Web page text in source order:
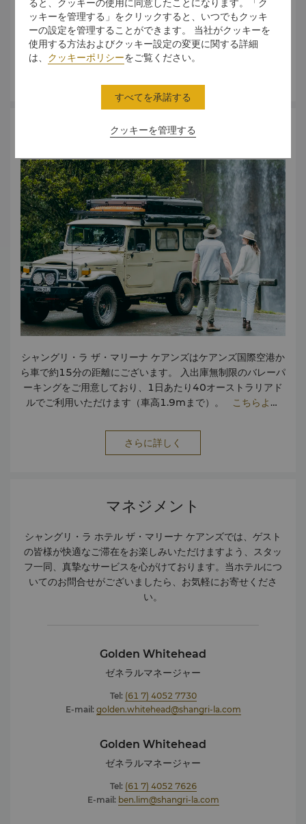
を付加することで、お客様と地域社会にプラスの影響をもた
らすよう協力しています。
アクセス
シャングリ・ラ ザ・マリーナ ケアンズはケアンズ国際空港か
ら車で約15分の距離にございます。 入出庫無制限のバレーパ
ーキングをご用意しており、1日あたり40オーストラリアド
ルでご利用いただけます（車高1.9mまで）。
こちらより
さらに詳しく
マネジメント
シャングリ・ラ ホテル ザ・マリーナ ケアンズでは、ゲスト
の皆様が快適なご滞在をお楽しみいただけますよう、スタッ
フ一同、真摯なサービスを心がけております。当ホテルにつ
いてのお問合せがございましたら、お気軽にお寄せくださ
い。
Golden Whitehead
ゼネラルマネージャー
Tel: (61 7) 4052 7730
E-mail: golden.whitehead@shangri-la.com
Golden Whitehead
ゼネラルマネージャー
Tel: (61 7) 4052 7626
E-mail: ben.lim@shangri-la.com
ッキーを管理する」をクリックすると、いつでもクッキ
ーの設定を管理することができます。 当社がクッキーを
使用する方法およびクッキー設定の変更に関する詳細
は、 クッキーポリシーをご覧ください。
クッキーを管理する
すべてを承諾する